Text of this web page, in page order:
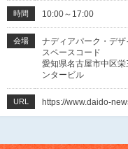
時間 10:00～17:00
会場
ナディアパーク・デ
スペースコード
愛知県名古屋市中区
ンタービル
URL https://www.daido-